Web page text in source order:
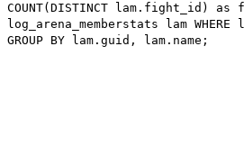
COUNT(DISTINCT lam.fight_id) as
log_arena_memberstats lam
GROUP BY lam.guid, lam.name;